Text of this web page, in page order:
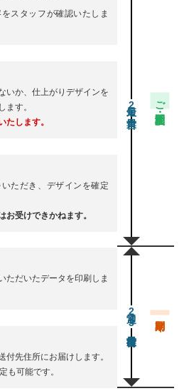
スタッフが確認いたしま
いか、仕上がりデザインを
ます。
たします。
ただき、デザインを確定
お受けできかねます。
2 ご注文・校正期間
ただいたデータを印刷しま
付先住所にお届けします。
も可能です。
通常23営業日後出荷